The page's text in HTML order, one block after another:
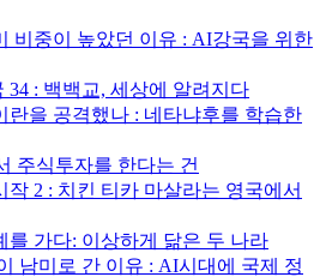
비중이 높았던 이유 : AI강국을 위한
34 : 백백교, 세상에 알려지다
란을 공격했나 : 네타냐후를 학습한
주식투자를 한다는 건
작 2 : 치킨 티카 마살라는 영국에서
를 가다: 이상하게 닮은 두 나라
남미로 간 이유 : AI시대에 국제 정